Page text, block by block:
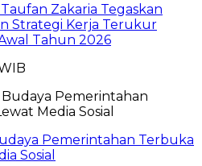
Zakaria Tegaskan
Strategi Kerja Terukur
Tahun 2026
Pemerintahan Terbuka
Sosial